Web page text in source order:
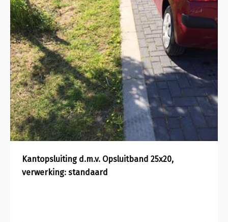
Kantopsluiting d.m.v. Opsluitband 25x20,
verwerking: standaard